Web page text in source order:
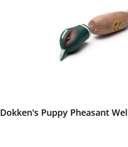
Dokken's Puppy Pheasant